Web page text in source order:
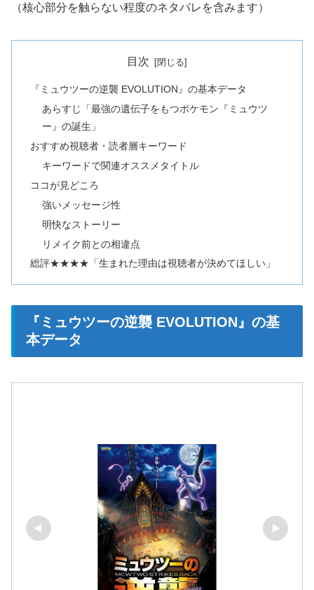
（核心部分を触らない程度のネタバレを含みます）
目次
『ミュウツーの逆襲 EVOLUTION』の基本データ
あらすじ「最強の遺伝子をもつポケモン『ミュウツ
ー』の誕生」
おすすめ視聴者・読者層キーワード
キーワードで関連オススメタイトル
ココが見どころ
強いメッセージ性
明快なストーリー
リメイク前との相違点
総評★★★★「生まれた理由は視聴者が決めてほしい」
『ミュウツーの逆襲 EVOLUTION』の基
本データ